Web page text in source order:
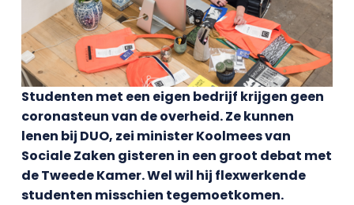
Studenten met een eigen bedrijf krijgen geen
coronasteun van de overheid. Ze kunnen
lenen bij DUO, zei minister Koolmees van
Sociale Zaken gisteren in een groot debat met
de Tweede Kamer. Wel wil hij flexwerkende
studenten misschien tegemoetkomen.